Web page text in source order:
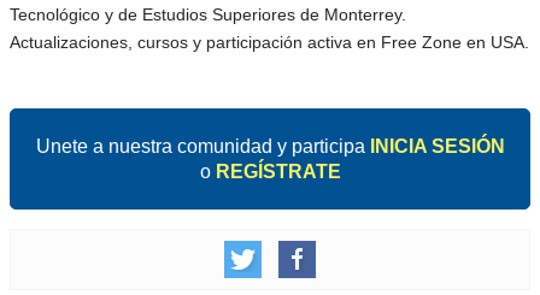
Tecnológico y de Estudios Superiores de Monterrey.
Actualizaciones, cursos y participación activa en Free Zone en USA.
Unete a nuestra comunidad y participa
INICIA SESIÓN
o REGÍSTRATE